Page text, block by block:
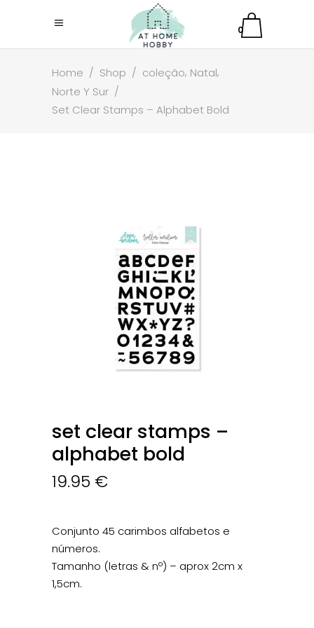
0
Home / Shop / coleção, Natal,
Norte Y Sur /
Set Clear Stamps – Alphabet Bold
set clear stamps –
alphabet bold
19.95 €
Conjunto 45 carimbos alfabetos e
números.
Tamanho (letras & nº) – aprox 2cm x
1,5cm.